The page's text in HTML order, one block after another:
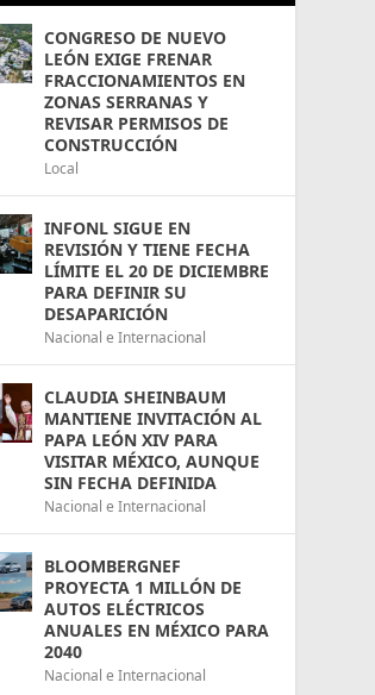
CONGRESO DE NUEVO
LEÓN EXIGE FRENAR
FRACCIONAMIENTOS EN
ZONAS SERRANAS Y
REVISAR PERMISOS DE
CONSTRUCCIÓN
Local
INFONL SIGUE EN
REVISIÓN Y TIENE FECHA
LÍMITE EL 20 DE DICIEMBRE
PARA DEFINIR SU
DESAPARICIÓN
Nacional e Internacional
CLAUDIA SHEINBAUM
MANTIENE INVITACIÓN AL
PAPA LEÓN XIV PARA
VISITAR MÉXICO, AUNQUE
SIN FECHA DEFINIDA
Nacional e Internacional
BLOOMBERGNEF
PROYECTA 1 MILLÓN DE
AUTOS ELÉCTRICOS
ANUALES EN MÉXICO PARA
2040
Nacional e Internacional